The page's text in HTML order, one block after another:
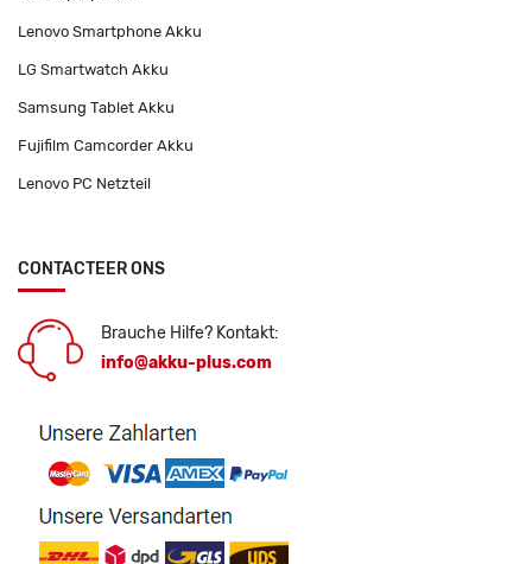
Lenovo Smartphone Akku
LG Smartwatch Akku
Samsung Tablet Akku
Fujifilm Camcorder Akku
Lenovo PC Netzteil
CONTACTEER ONS
Brauche Hilfe? Kontakt:
info@akku-plus.com